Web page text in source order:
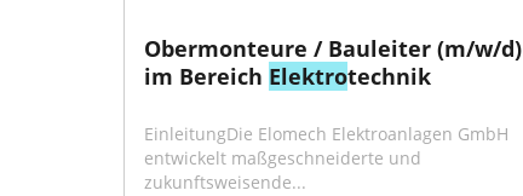
Obermonteure / Bauleiter (m/w/d)
im Bereich Elektrotechnik
EinleitungDie Elomech Elektroanlagen GmbH
entwickelt maßgeschneiderte und
zukunftsweisende...